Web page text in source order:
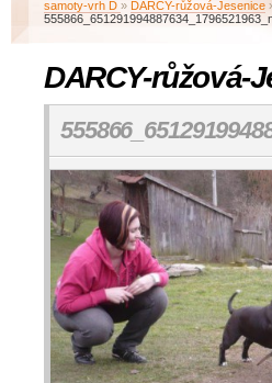
samoty-vrh D » DARCY-růžová-Jesenice
DARCY-růžová-